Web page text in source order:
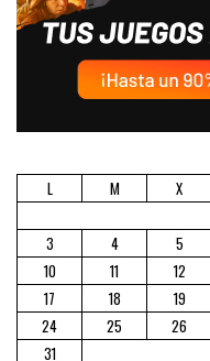
L
M X
3
4 5
10
11 12
17
18 19
24
25 26
31